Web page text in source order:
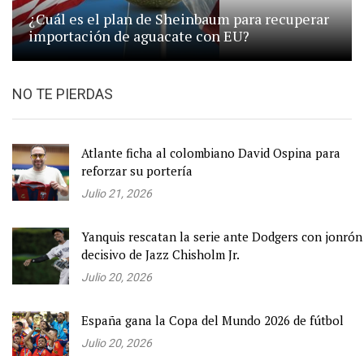
¿Cuál es el plan de Sheinbaum para recuperar
importación de aguacate con EU?
NO TE PIERDAS
Atlante ficha al colombiano David Ospina para
reforzar su portería
Julio 21, 2026
Yanquis rescatan la serie ante Dodgers con jonrón
decisivo de Jazz Chisholm Jr.
Julio 20, 2026
España gana la Copa del Mundo 2026 de fútbol
Julio 20, 2026